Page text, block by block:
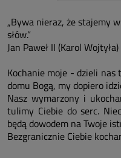
„Bywa nieraz, że stajemy
słów.”
Jan Paweł II (Karol Wojtyła)
Kochanie moje - dzieli
domu Bogą, my dopiero
Nasz wymarzony i
tulimy Ciebie do serc.
będą dowodem na Twoje
Bezgranicznie Ciebie